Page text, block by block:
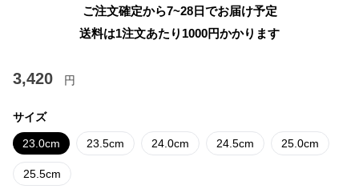
ご注文確定から7~28日でお届け予定
送料は1注文あたり 1000円かかります
3,420 円
サイズ
23.0cm 23.5cm 24.0cm 24.5cm 25.0cm
25.5cm